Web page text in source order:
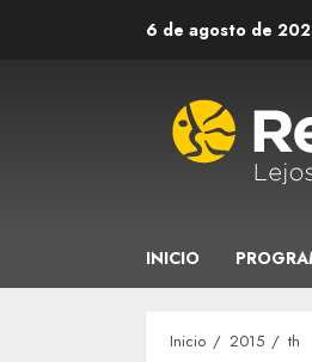
6 de agosto de
INICIO
Inicio 2015 th